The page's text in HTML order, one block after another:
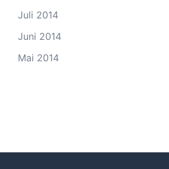
Juli 2014
Juni 2014
Mai 2014